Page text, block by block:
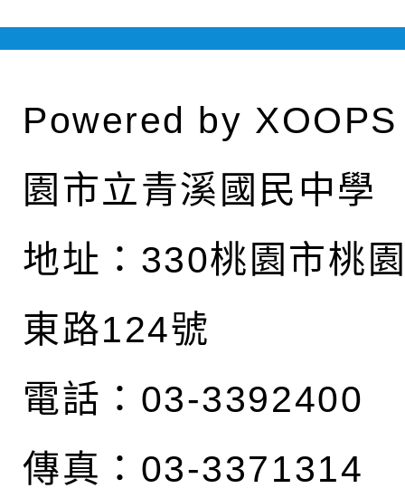
Powered by XOOPS
園市立青溪國民中學
地址： 330桃園市桃
東路124號
電話：03-3392400
傳真：03-3371314